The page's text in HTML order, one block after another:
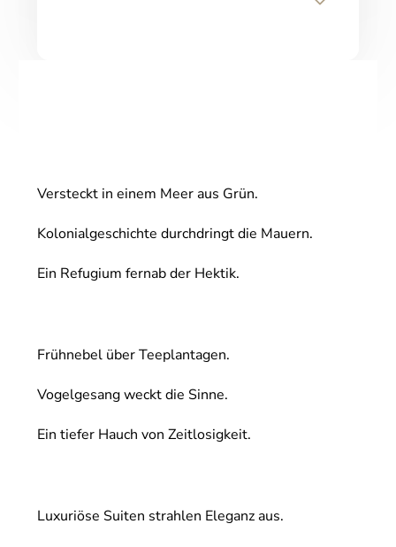
Versteckt in einem Meer aus Grün.
Kolonialgeschichte durchdringt die Mauern.
Ein Refugium fernab der Hektik.
Frühnebel über Teeplantagen.
Vogelgesang weckt die Sinne.
Ein tiefer Hauch von Zeitlosigkeit.
Luxuriöse Suiten strahlen Eleganz aus.